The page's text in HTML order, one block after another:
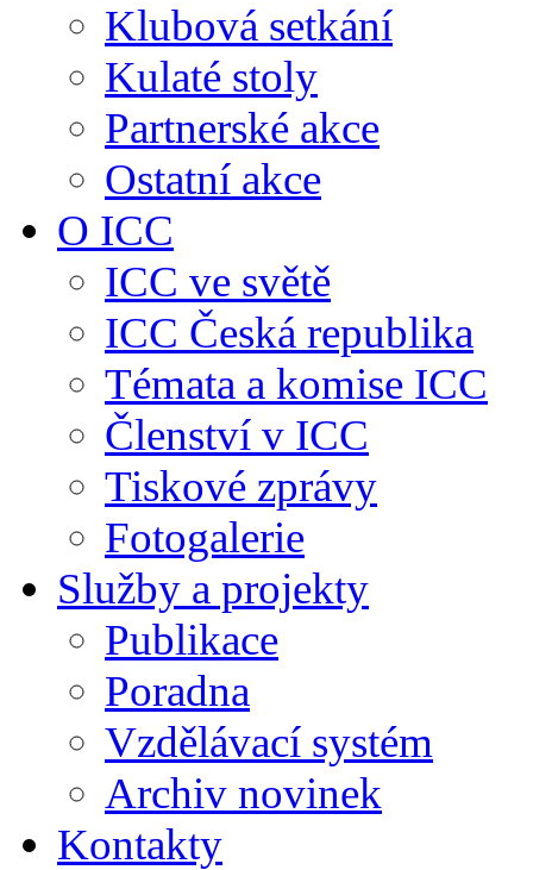
Klubová setkání
Kulaté stoly
Partnerské akce
Ostatní akce
O ICC
ICC ve světě
ICC Česká republika
Témata a komise ICC
Členství v ICC
Tiskové zprávy
Fotogalerie
Služby a projekty
Publikace
Poradna
Vzdělávací systém
Archiv novinek
Kontakty